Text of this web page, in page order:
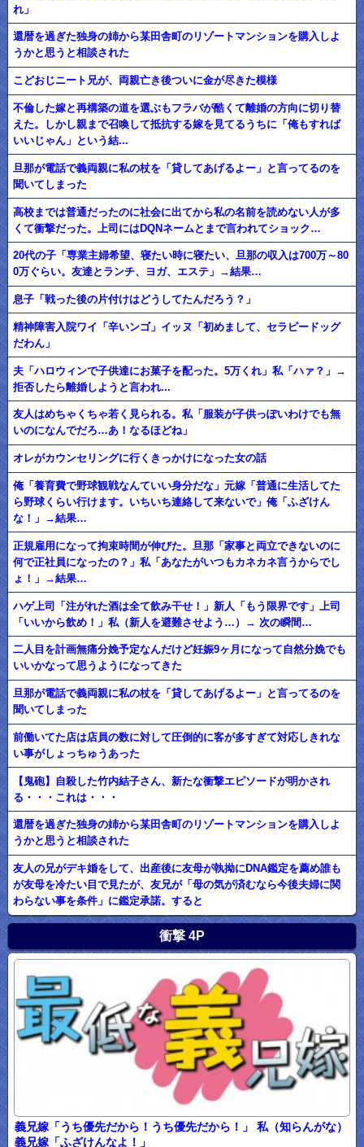
れ」
還暦を過ぎた独身の姉から某田舎町のリゾートマンションを購入しよ
うかと思うと相談された
こどおじニート兄が、両親亡き後ついに金が尽きた模様
不倫した嫁と再構築の道を選ぶもフラバが酷くて離婚の方向に切り替
えた。しかし親まで召喚して抵抗する嫁を見てるうちに「俺もすれば
いいじゃん」という結...
旦那が電話で義両親に私の杖を「貸してあげるよー」と言ってるのを
聞いてしまった
高校までは普通だったのに社会に出てから私の名前を読めない人が多
くて衝撃だった。上司にはDQNネームとまで言われてショック…
20代の子「専業主婦希望、寝たい時に寝たい、旦那の収入は700万～80
0万ぐらい。友達とランチ、ヨガ、エステ」→結果…
息子「戦った後の片付けはどうしてたんだろう？」
精神障害入院ワイ「辛いンゴ」イッヌ「初めまして、セラピードッグ
だわん」
夫「ハロウィンで子供達にお菓子を配った。5万くれ」私「ハァ？」→
拒否したら離婚しようと言われ...
友人はめちゃくちゃ若く見られる。私「服装が子供っぽいわけでも無
いのになんでだろ…あ！なるほどね」
オレがカウンセリングに行くきっかけになった女の話
俺「養育費で野球観戦なんていい身分だな」元嫁「普通に生活してた
ら野球くらい行けます。いちいち連絡して来ないで」俺「ふざけん
な！」→結果…
正規雇用になって拘束時間が伸びた。旦那「家事と両立できないのに
何で正社員になったの？」私「あなたがいつもカネカネ言うからでし
ょ！」→結果…
ハゲ上司「注がれた酒は全て飲み干せ！」新人「もう限界です」上司
「いいから飲め！」私（新人を避難させよう…）→ 次の瞬間…
二人目を計画無痛分娩予定なんだけど妊娠9ヶ月になって自然分娩でも
いいかなって思うようになってきた
旦那が電話で義両親に私の杖を「貸してあげるよー」と言ってるのを
聞いてしまった
前働いてた店は店員の数に対して圧倒的に客が多すぎて対応しきれな
い事がしょっちゅうあった
【鬼砲】自殺した竹内結子さん、新たな衝撃エピソードが明かされ
る・・・これは・・・
還暦を過ぎた独身の姉から某田舎町のリゾートマンションを購入しよ
うかと思うと相談された
友人の兄がデキ婚をして、出産後に友母が執拗にDNA鑑定を薦め誰も
が友母を冷たい目で見たが、友兄が「母の気が済むなら今後夫婦に関
わらない事を条件」に鑑定承諾。すると
衝撃 4P
義兄嫁「うち優先だから！うち優先だから！」 私（知らんがな）
義兄嫁「ふざけんなよ！」